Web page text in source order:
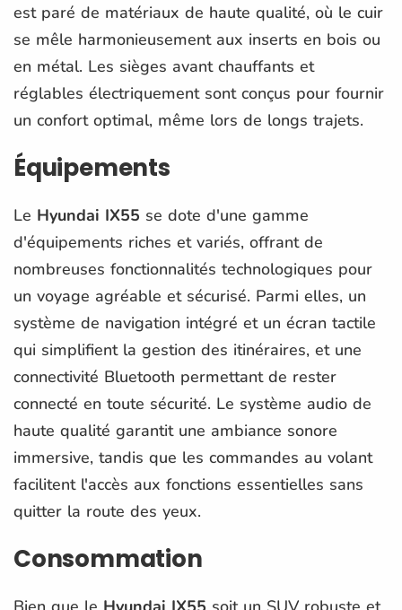
est paré de matériaux de haute qualité, où le cuir
se mêle harmonieusement aux inserts en bois ou
en métal. Les sièges avant chauffants et
réglables électriquement sont conçus pour fournir
un confort optimal, même lors de longs trajets.
Équipements
Le Hyundai IX55 se dote d'une gamme
d'équipements riches et variés, offrant de
nombreuses fonctionnalités technologiques pour
un voyage agréable et sécurisé. Parmi elles, un
système de navigation intégré et un écran tactile
qui simplifient la gestion des itinéraires, et une
connectivité Bluetooth permettant de rester
connecté en toute sécurité. Le système audio de
haute qualité garantit une ambiance sonore
immersive, tandis que les commandes au volant
facilitent l'accès aux fonctions essentielles sans
quitter la route des yeux.
Consommation